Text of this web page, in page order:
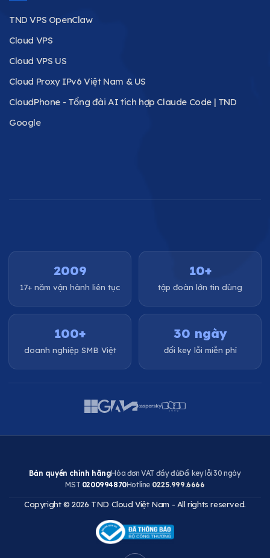
TND VPS OpenClaw
Cloud VPS
Cloud VPS US
Cloud Proxy IPv6 Việt Nam & US
CloudPhone - Tổng đài AI tích hợp Claude Code | TND
Google
2009
17+ năm vận hành liên tục
10+
tập đoàn lớn tin dùng
100+
doanh nghiệp SMB Việt
30 ngày
đổi key lỗi miễn phí
Bản quyền chính hãngHóa đơn VAT đầy đủĐổi key lỗi 30 ngày
MST 0200994870Hotline 0225.999.6666
Copyright © 2026 TND Cloud Việt Nam - All rights reserved.